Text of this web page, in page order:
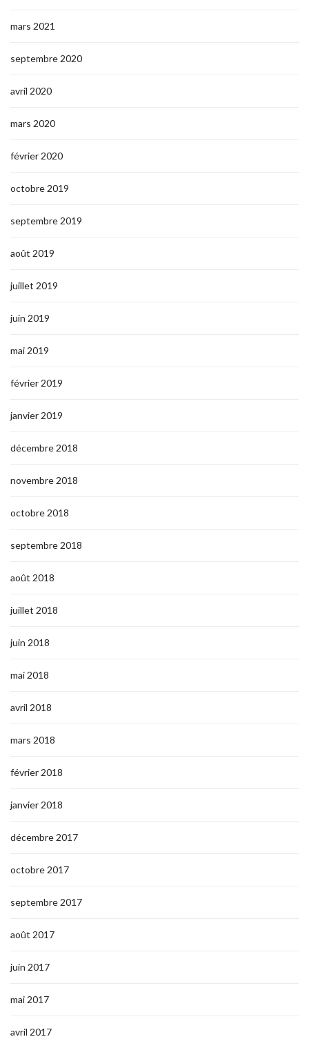
mars 2021
septembre 2020
avril 2020
mars 2020
février 2020
octobre 2019
septembre 2019
août 2019
juillet 2019
juin 2019
mai 2019
février 2019
janvier 2019
décembre 2018
novembre 2018
octobre 2018
septembre 2018
août 2018
juillet 2018
juin 2018
mai 2018
avril 2018
mars 2018
février 2018
janvier 2018
décembre 2017
octobre 2017
septembre 2017
août 2017
juin 2017
mai 2017
avril 2017